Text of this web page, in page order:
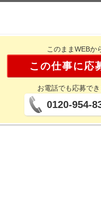
このままWEBか
この仕事に応
お電話でも応募でき
0120-954-